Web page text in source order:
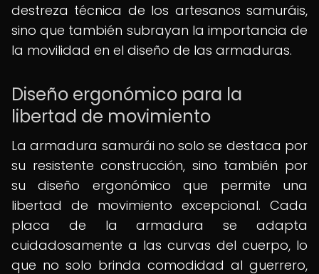
destreza técnica de los artesanos samuráis,
sino que también subrayan la importancia de
la movilidad en el diseño de las armaduras.
Diseño ergonómico para la
libertad de movimiento
La armadura samurái no solo se destaca por
su resistente construcción, sino también por
su diseño ergonómico que permite una
libertad de movimiento excepcional. Cada
placa de la armadura se adapta
cuidadosamente a las curvas del cuerpo, lo
que no solo brinda comodidad al guerrero,